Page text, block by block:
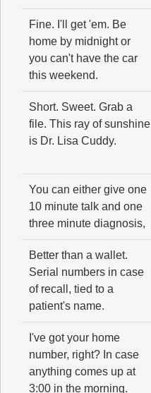
Fine. I'll get 'em. Be
home by midnight or
you can't have the car
this weekend.
Short. Sweet. Grab a
file. This ray of sunshine
is Dr. Lisa Cuddy.
You can either give one
10 minute talk and one
three minute diagnosis,
Better than a wallet.
Serial numbers in case
of recall, tied to a
patient's name.
I've got your home
number, right? In case
anything comes up at
3:00 in the morning.